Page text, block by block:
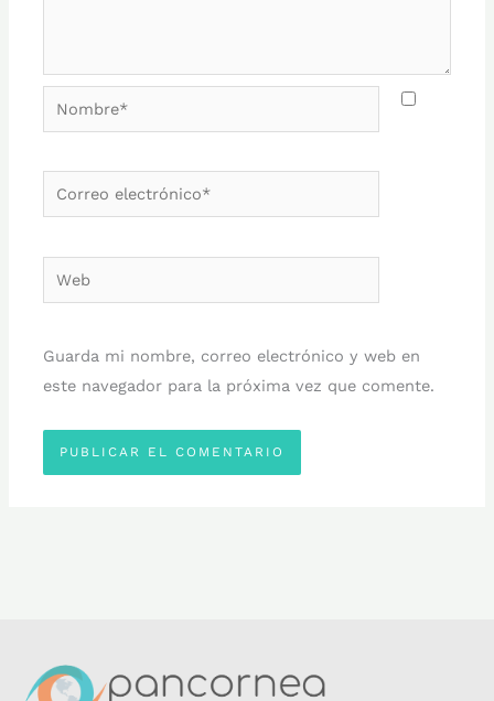
Nombre*
Correo
electrónico*
Web
Guarda mi nombre, correo electrónico y web en
este navegador para la próxima vez que comente.